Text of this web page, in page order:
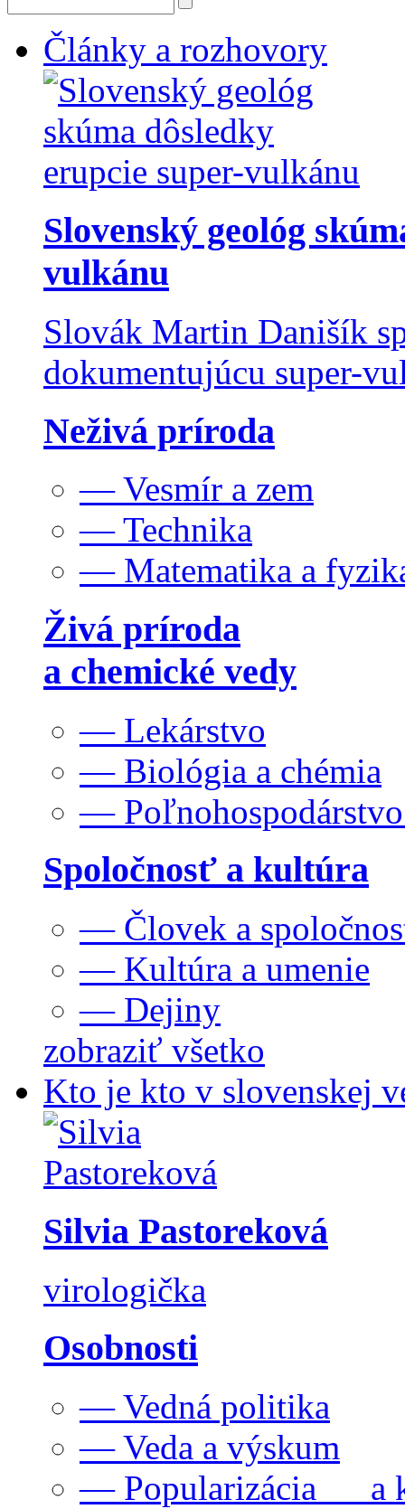
Články a rozhovory
Slovenský geológ
vulkánu
Slovák Martin Danišík
dokumentujúcu super-
Neživá príroda
— Vesmír a zem
— Technika
— Matematika a
Živá príroda
a chemické vedy
— Lekárstvo
— Biológia a chémia
—
Spoločnosť a kultúra
— Človek a
— Kultúra a umenie
— Dejiny
zobraziť všetko
Kto je kto v slovenskej
Silvia Pastoreková
virologička
Osobnosti
— Vedná politika
— Veda a výskum
— Popularizácia a